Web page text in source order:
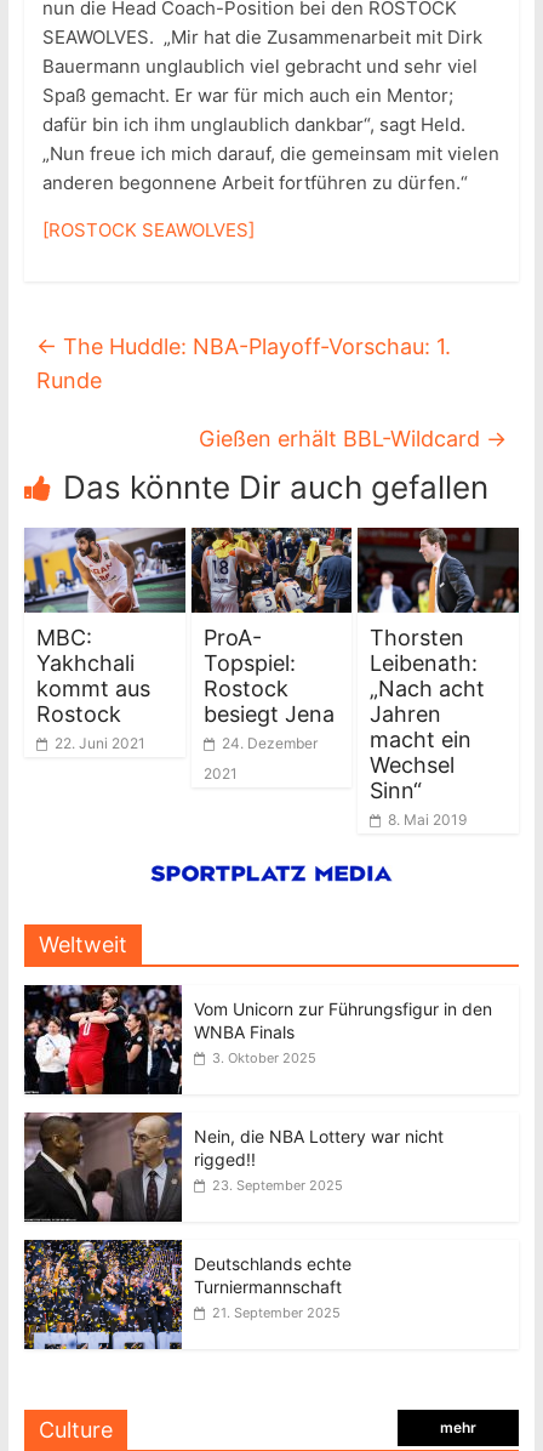
nun die Head Coach-Position bei den ROSTOCK
SEAWOLVES. „Mir hat die Zusammenarbeit mit Dirk
Bauermann unglaublich viel gebracht und sehr viel
Spaß gemacht. Er war für mich auch ein Mentor;
dafür bin ich ihm unglaublich dankbar“, sagt Held.
„Nun freue ich mich darauf, die gemeinsam mit vielen
anderen begonnene Arbeit fortführen zu dürfen.“
[ROSTOCK SEAWOLVES]
← The Huddle: NBA-Playoff-Vorschau: 1.
Runde
Gießen erhält BBL-Wildcard →
Das könnte Dir auch gefallen
MBC:
Yakhchali
kommt aus
Rostock
22. Juni 2021
ProA-
Topspiel:
Rostock
besiegt Jena
24. Dezember
2021
Thorsten
Leibenath:
„Nach acht
Jahren
macht ein
Wechsel
Sinn“
8. Mai 2019
Weltweit
Vom Unicorn zur Führungsfigur in den
WNBA Finals
3. Oktober 2025
Nein, die NBA Lottery war nicht
rigged!!
23. September 2025
Deutschlands echte
Turniermannschaft
21. September 2025
Culture mehr